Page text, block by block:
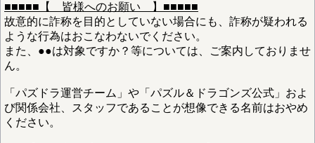
■■■■■【 皆様へのお願い 】■■■■■
故意的に詐称を目的としていない場合にも、詐称が疑われる
ような行為はおこなわないでください。
また、●●は対象ですか？等については、ご案内しておりませ
ん。
「パズドラ運営チーム」や「パズル＆ドラゴンズ公式」およ
び関係会社、スタッフであることが想像できる名前はおやめ
ください。